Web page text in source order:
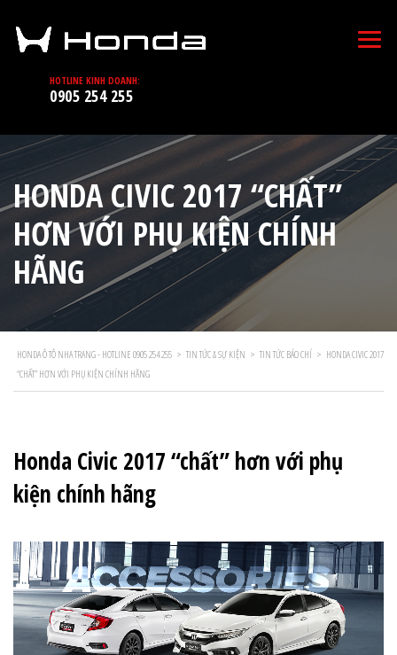
HOTLINE KINH DOANH:
0905 254 255
HONDA CIVIC 2017 “CHẤT”
HƠN VỚI PHỤ KIỆN CHÍNH
HÃNG
HONDA Ô TÔ NHA TRANG - HOTLINE 0905 254 255 > TIN TỨC & SỰ KIỆN > TIN TỨC BÁO CHÍ > HONDA CIVIC 2017
“CHẤT” HƠN VỚI PHỤ KIỆN CHÍNH HÃNG
Honda Civic 2017 “chất” hơn với phụ
kiện chính hãng